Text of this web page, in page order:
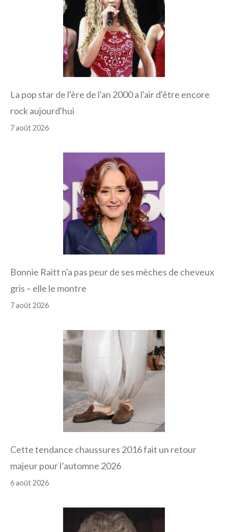
La pop star de l'ère de l'an 2000 a l'air d'être encore
rock aujourd'hui
7 août 2026
Bonnie Raitt n'a pas peur de ses mèches de cheveux
gris – elle le montre
7 août 2026
Cette tendance chaussures 2016 fait un retour
majeur pour l’automne 2026
6 août 2026